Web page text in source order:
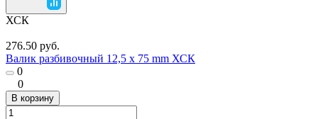
ХСК
276.50 руб.
Валик разбивочный 12,5 х 75 mm ХСК
0
0
В корзину